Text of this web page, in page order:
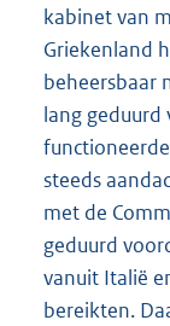
kabinet van
Griekenland
beheersbaar
lang geduurd
steeds
met de
geduurd
vanuit Italië
bereikten.